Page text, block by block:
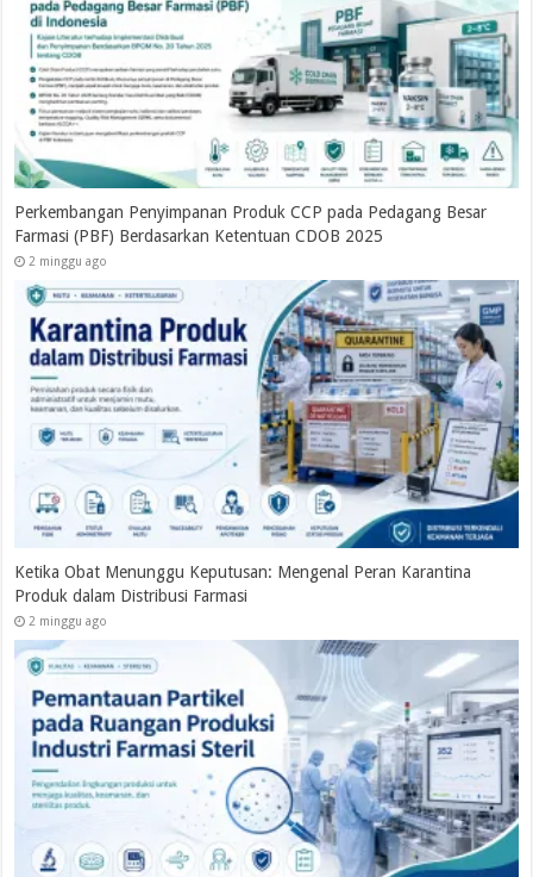
Perkembangan Penyimpanan Produk CCP pada Pedagang Besar
Farmasi (PBF) Berdasarkan Ketentuan CDOB 2025
2 minggu ago
Ketika Obat Menunggu Keputusan: Mengenal Peran Karantina
Produk dalam Distribusi Farmasi
2 minggu ago